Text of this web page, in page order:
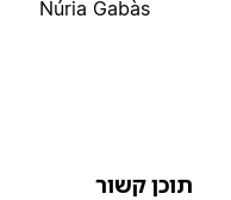
Núria Gabàs
קשור